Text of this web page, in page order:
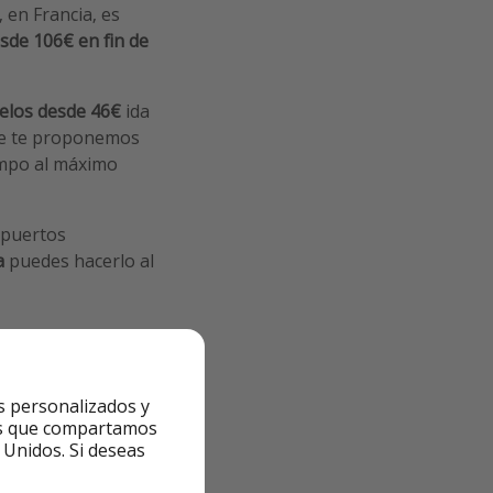
, en Francia, es
106€ en fin de
desde 46€ ida
te proponemos
al máximo
puedes hacerlo al
en
personalizados y
que compartamos
Si deseas